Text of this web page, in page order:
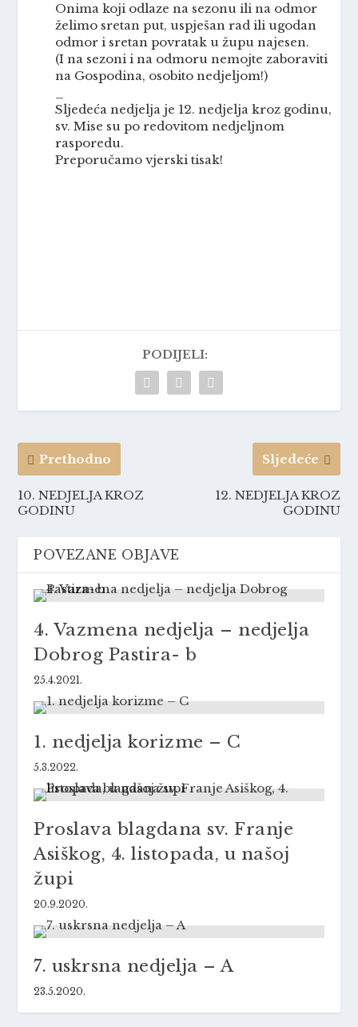
Onima koji odlaze na sezonu ili na odmor
želimo sretan put, uspješan rad ili ugodan
odmor i sretan povratak u župu najesen.
(I na sezoni i na odmoru nemojte zaboraviti
na Gospodina, osobito nedjeljom!)
Sljedeća nedjelja je 12. nedjelja kroz godinu,
sv. Mise su po redovitom nedjeljnom
rasporedu.
Preporučamo vjerski tisak!
PODIJELI:
Prethodno
10. NEDJELJA KROZ
GODINU
Sljedeće
12. NEDJELJA KROZ
GODINU
POVEZANE OBJAVE
4. Vazmena nedjelja – nedjelja
Dobrog Pastira- b
25.4.2021.
1. nedjelja korizme – C
5.3.2022.
Proslava blagdana sv. Franje
Asiškog, 4. listopada, u našoj
župi
20.9.2020.
7. uskrsna nedjelja – A
23.5.2020.